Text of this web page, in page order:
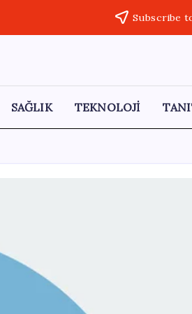
Subscribe
SAĞLIK TEKNOLOJİ